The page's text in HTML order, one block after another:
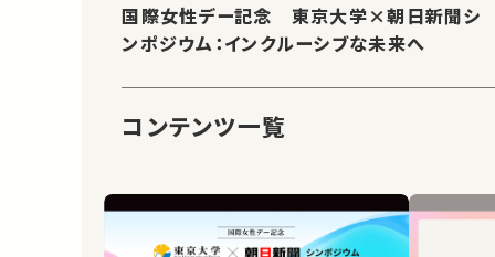
国際女性デー記念 東京大学×朝日新聞シ
ンポジウム：インクルーシブな未来へ
コンテンツ一覧